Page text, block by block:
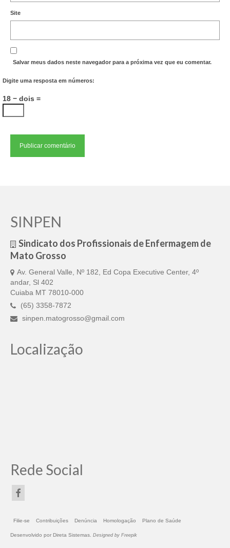
Site
Salvar meus dados neste navegador para a próxima vez que eu comentar.
Digite uma resposta em números:
18 − dois =
SINPEN
Sindicato dos Profissionais de Enfermagem de
Mato Grosso
Av. General Valle, Nº 182, Ed Copa Executive Center, 4º
andar, Sl 402
Cuiaba MT 78010-000
(65) 3358-7872
sinpen.matogrosso@gmail.com
Localização
Rede Social
Filie-se Contribuições Denúncia Homologação Plano de Saúde
Desenvolvido por Direta Sistemas. Designed by Freepik